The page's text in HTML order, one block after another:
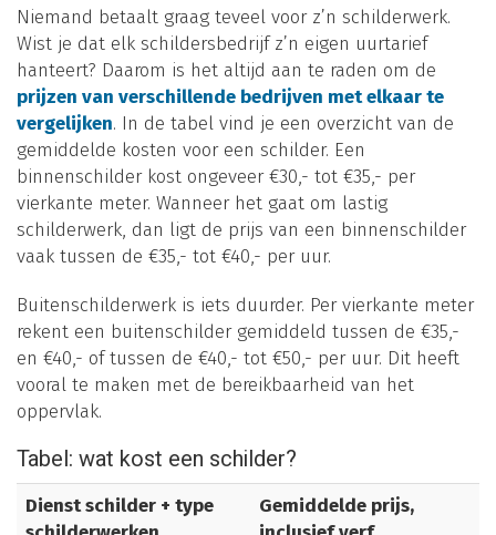
Niemand betaalt graag teveel voor z’n schilderwerk.
Wist je dat elk schildersbedrijf z’n eigen uurtarief
hanteert? Daarom is het altijd aan te raden om de
prijzen van verschillende bedrijven met elkaar te
vergelijken. In de tabel vind je een overzicht van de
gemiddelde kosten voor een schilder. Een
binnenschilder kost ongeveer €30,- tot €35,- per
vierkante meter. Wanneer het gaat om lastig
schilderwerk, dan ligt de prijs van een binnenschilder
vaak tussen de €35,- tot €40,- per uur.
Buitenschilderwerk is iets duurder. Per vierkante meter
rekent een buitenschilder gemiddeld tussen de €35,-
en €40,- of tussen de €40,- tot €50,- per uur. Dit heeft
vooral te maken met de bereikbaarheid van het
oppervlak.
Tabel: wat kost een schilder?
Dienst schilder + type
Gemiddelde prijs,